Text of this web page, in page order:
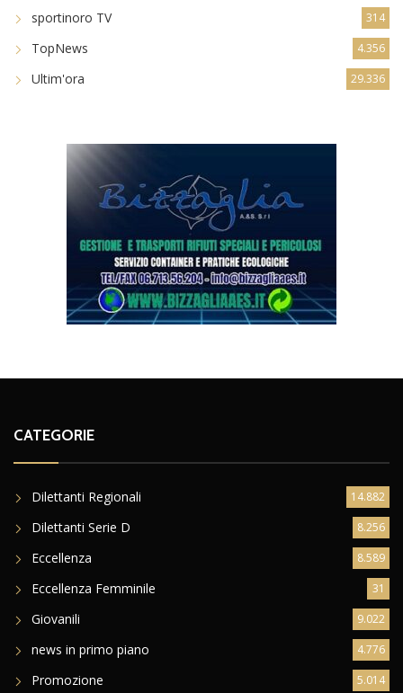
sportinoro TV 314
TopNews 4.356
Ultim'ora 29.336
CATEGORIE
Dilettanti Regionali 14.882
Dilettanti Serie D 8.256
Eccellenza 8.589
Eccellenza Femminile 31
Giovanili 9.022
news in primo piano 4.776
Promozione 5.014